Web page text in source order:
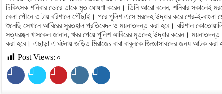
চিকিৎসক শনিবার ভোরে তাকে মৃত ঘোষণা করেন। তিনি আরো বলেন, শনিবার সকালেই
বেলা পৌনে ৩ টায় বরিশালে পৌঁছাই। পরে পুলিশ এসে মরদেহ উদ্ধার করে শের-ই-বাংলা
শুনেছি সেখানে আবিরের সুরতহাল প্রতিবেদন ও ময়নাতদন্ত করা হবে। বরিশাল
সত্যরঞ্জন খাসকেল জানান, খবর পেয়ে পুলিশ আবিরের মৃতদেহ উদ্ধার করেন। ময়নাতদন্ত
করা হবে। এছাড়া এ ঘটনায় জড়িত মিরাজের বাবা বাবুলকে জিজ্ঞাসাবাদের জন্য আটক করা
Post Views: ০